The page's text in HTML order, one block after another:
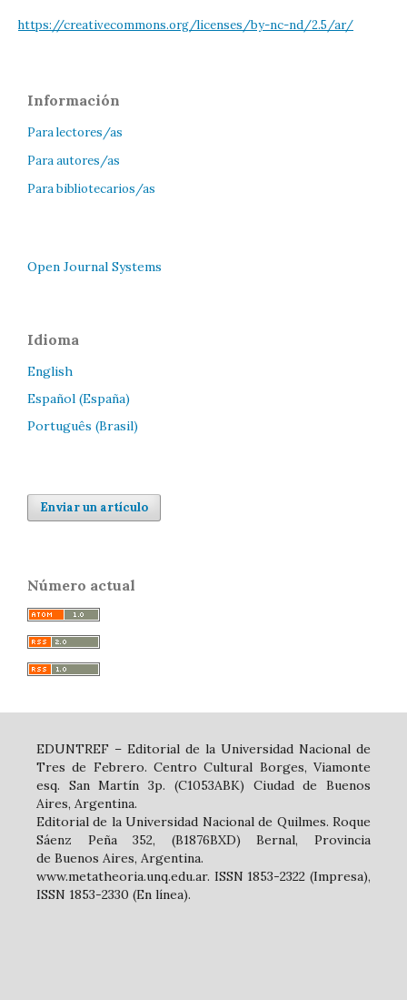
https://creativecommons.org/licenses/by-nc-nd/2.5/ar/
Información
Para lectores/as
Para autores/as
Para bibliotecarios/as
Open Journal Systems
Idioma
English
Español (España)
Português (Brasil)
Enviar un artículo
Número actual
EDUNTREF – Editorial de la Universidad Nacional de
Tres de Febrero. Centro Cultural Borges, Viamonte
esq. San Martín 3p. (C1053ABK) Ciudad de Buenos
Aires, Argentina.
Editorial de la Universidad Nacional de Quilmes. Roque
Sáenz Peña 352, (B1876BXD) Bernal, Provincia
de Buenos Aires, Argentina.
www.metatheoria.unq.edu.ar. ISSN 1853-2322 (Impresa),
ISSN 1853-2330 (En línea).